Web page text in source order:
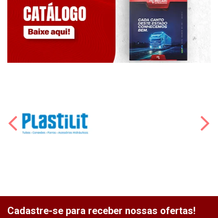
Cadastre-se para receber nossas ofertas!